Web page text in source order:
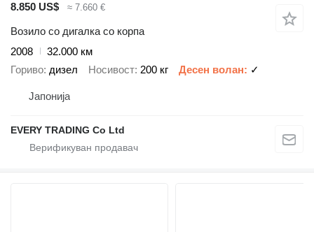
8.850 US$
≈ 7.660 €
Возило со дигалка со корпа
2008
32.000 км
Гориво дизел Носивост 200 кг Десен волан ✓
Јапонија
EVERY TRADING Co Ltd